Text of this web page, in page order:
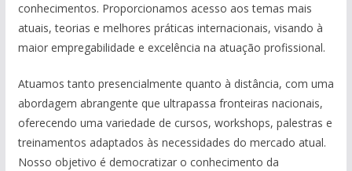
conhecimentos. Proporcionamos acesso aos temas mais
atuais, teorias e melhores práticas internacionais, visando à
maior empregabilidade e excelência na atuação profissional.
Atuamos tanto presencialmente quanto à distância, com uma
abordagem abrangente que ultrapassa fronteiras nacionais,
oferecendo uma variedade de cursos, workshops, palestras e
treinamentos adaptados às necessidades do mercado atual.
Nosso objetivo é democratizar o conhecimento da